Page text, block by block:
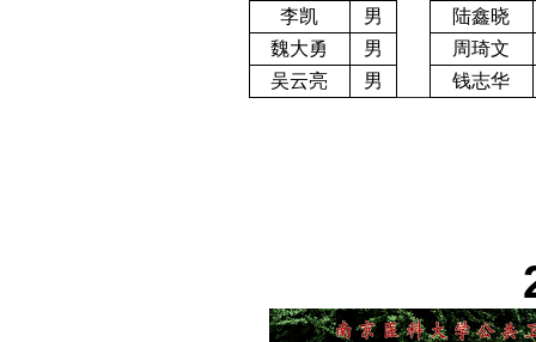
李凯
男
陆鑫晓
魏大勇
男
周琦文
吴云亮
男 钱志华